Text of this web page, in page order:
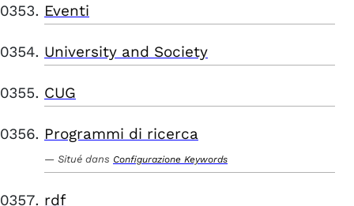
Eventi
University and Society
CUG
Programmi di ricerca
Situé dans Configurazione Keywords
rdf